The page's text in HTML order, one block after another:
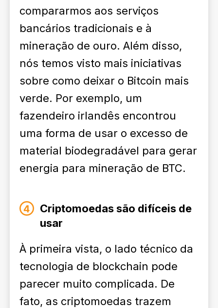
compararmos aos serviços
bancários tradicionais e à
mineração de ouro. Além disso,
nós temos visto mais iniciativas
sobre como deixar o Bitcoin mais
verde. Por exemplo, um
fazendeiro irlandês encontrou
uma forma de usar o excesso de
material biodegradável para gerar
energia para mineração de BTC.
Criptomoedas são difíceis de
usar
À primeira vista, o lado técnico da
tecnologia de blockchain pode
parecer muito complicada. De
fato, as criptomoedas trazem